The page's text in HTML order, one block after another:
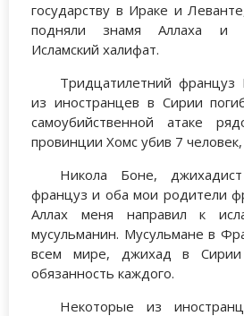
государству в Ираке и
подняли знамя Аллаха и
Исламский халифат.
Тридцатилетний
из иностранцев в Сирии
самоубийственной атаке
провинции Хомс убив 7
Никола Боне,
француз и оба мои родители
Аллах меня направил к
мусульманин. Мусульмане в
всем мире, джихад в Сирии
обязанность каждого.
Некоторые из